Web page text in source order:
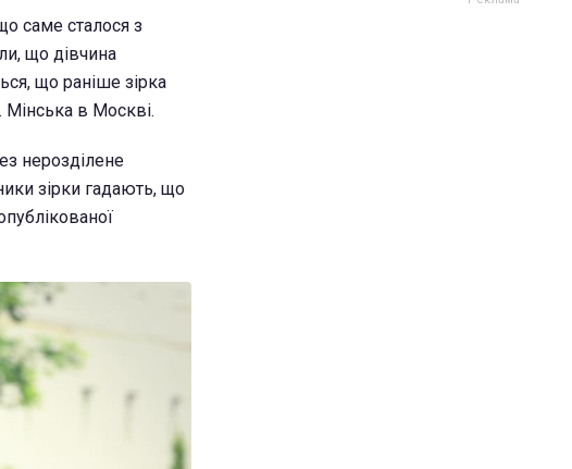
саме сталося з
що дівчина
що раніше зірка
Мінська в Москві.
нерозділене
зірки гадають, що